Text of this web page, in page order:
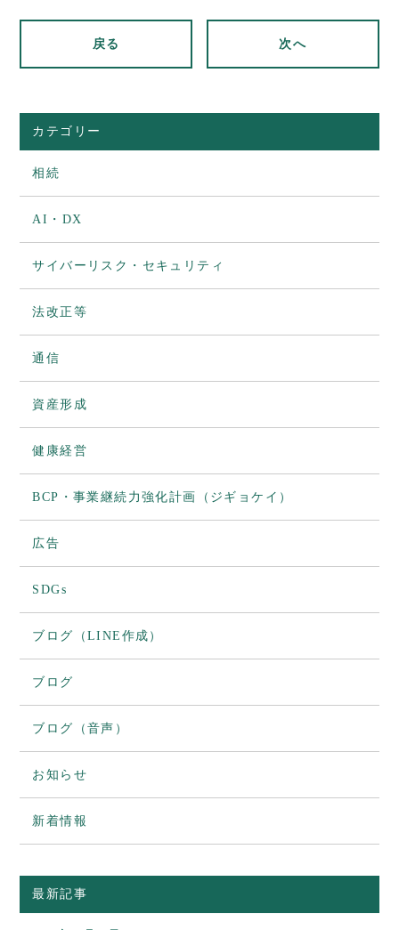
戻る 次へ
カテゴリー
相続
AI・DX
サイバーリスク・セキュリティ
法改正等
通信
資産形成
健康経営
BCP・事業継続力強化計画（ジギョケイ）
広告
SDGs
ブログ（LINE作成）
ブログ
ブログ（音声）
お知らせ
新着情報
最新記事